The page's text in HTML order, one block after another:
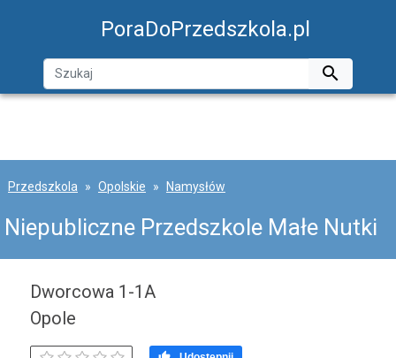
PoraDoPrzedszkola.pl

Przedszkola Opolskie Namysłów
Niepubliczne Przedszkole Małe Nutki
Dworcowa 1-1A
Opole